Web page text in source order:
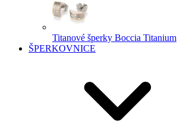
Titanové šperky Boccia Titanium
ŠPERKOVNICE